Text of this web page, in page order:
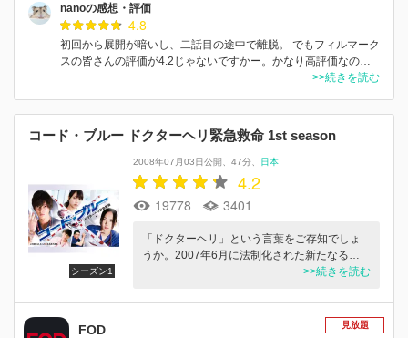
nanoの感想・評価
4.8
初回から展開が暗いし、二話目の途中で離脱。 でもフィルマーク
スの皆さんの評価が4.2じゃないですかー。かなり高評価なの…
>>続きを読む
コード・ブルー ドクターヘリ緊急救命 1st season
シーズン1
2008年07月03日公開 47分 日本
4.2
19778 3401
「ドクターヘリ」という言葉をご存知でしょ
うか。2007年6月に法制化された新たなる…
>>続きを読む
FOD 見放題